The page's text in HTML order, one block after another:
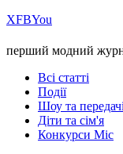
ХFBYou
перший модний
Всі статті
Події
Шоу та
Діти та сім'я
Конкурси Міс